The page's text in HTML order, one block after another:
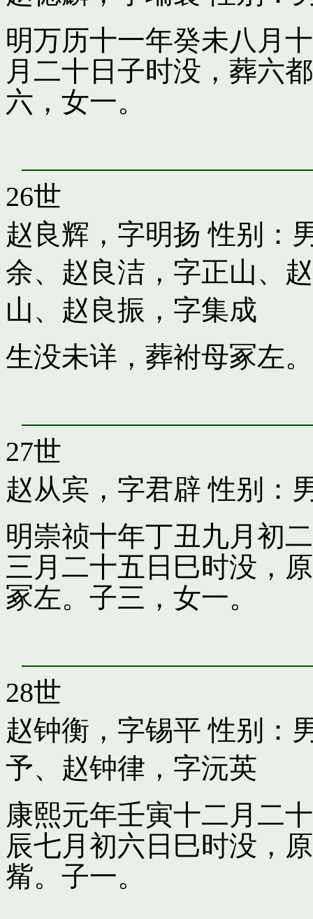
明万历十一年癸未八月
月二十日子时没，葬六
六，女一。
26世
赵良辉，字明扬 性别：
余、 赵良洁，字正山、
山、 赵良振，字集成
生没未详，葬袝母冢左
27世
赵从宾，字君辟 性别：
明崇祯十年丁丑九月初
三月二十五日巳时没，
冢左。子三，女一。
28世
赵钟衡，字锡平 性别：
予、 赵钟律，字沅英
康熙元年壬寅十二月二
辰七月初六日巳时没，
觜。子一。